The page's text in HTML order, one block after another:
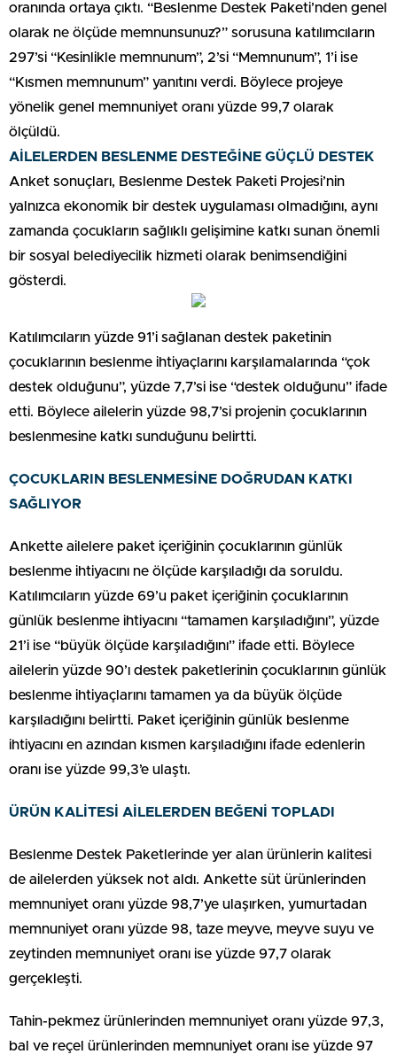
oranında ortaya çıktı. “Beslenme Destek Paketi’nden genel
olarak ne ölçüde memnunsunuz?” sorusuna katılımcıların
297’si “Kesinlikle memnunum”, 2’si “Memnunum”, 1’i ise
“Kısmen memnunum” yanıtını verdi. Böylece projeye
yönelik genel memnuniyet oranı yüzde 99,7 olarak
ölçüldü.
AİLELERDEN BESLENME DESTEĞİNE GÜÇLÜ DESTEK
Anket sonuçları, Beslenme Destek Paketi Projesi’nin
yalnızca ekonomik bir destek uygulaması olmadığını, aynı
zamanda çocukların sağlıklı gelişimine katkı sunan önemli
bir sosyal belediyecilik hizmeti olarak benimsendiğini
gösterdi.
Katılımcıların yüzde 91’i sağlanan destek paketinin
çocuklarının beslenme ihtiyaçlarını karşılamalarında “çok
destek olduğunu”, yüzde 7,7’si ise “destek olduğunu” ifade
etti. Böylece ailelerin yüzde 98,7’si projenin çocuklarının
beslenmesine katkı sunduğunu belirtti.
ÇOCUKLARIN BESLENMESİNE DOĞRUDAN KATKI
SAĞLIYOR
Ankette ailelere paket içeriğinin çocuklarının günlük
beslenme ihtiyacını ne ölçüde karşıladığı da soruldu.
Katılımcıların yüzde 69’u paket içeriğinin çocuklarının
günlük beslenme ihtiyacını “tamamen karşıladığını”, yüzde
21’i ise “büyük ölçüde karşıladığını” ifade etti. Böylece
ailelerin yüzde 90’ı destek paketlerinin çocuklarının günlük
beslenme ihtiyaçlarını tamamen ya da büyük ölçüde
karşıladığını belirtti. Paket içeriğinin günlük beslenme
ihtiyacını en azından kısmen karşıladığını ifade edenlerin
oranı ise yüzde 99,3’e ulaştı.
ÜRÜN KALİTESİ AİLELERDEN BEĞENİ TOPLADI
Beslenme Destek Paketlerinde yer alan ürünlerin kalitesi
de ailelerden yüksek not aldı. Ankette süt ürünlerinden
memnuniyet oranı yüzde 98,7’ye ulaşırken, yumurtadan
memnuniyet oranı yüzde 98, taze meyve, meyve suyu ve
zeytinden memnuniyet oranı ise yüzde 97,7 olarak
gerçekleşti.
Tahin-pekmez ürünlerinden memnuniyet oranı yüzde 97,3,
bal ve reçel ürünlerinden memnuniyet oranı ise yüzde 97